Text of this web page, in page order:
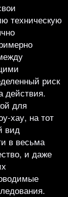
техническую
риск
действия.
для
хау, на тот
вид
в весьма
и даже